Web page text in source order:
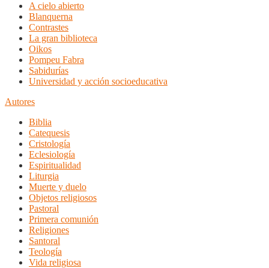
A cielo abierto
Blanquerna
Contrastes
La gran biblioteca
Oikos
Pompeu Fabra
Sabidurías
Universidad y acción socioeducativa
Autores
Biblia
Catequesis
Cristología
Eclesiología
Espiritualidad
Liturgia
Muerte y duelo
Objetos religiosos
Pastoral
Primera comunión
Religiones
Santoral
Teología
Vida religiosa